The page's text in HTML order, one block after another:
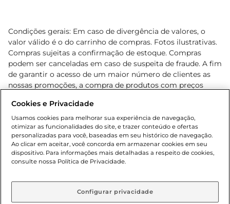
Condições gerais: Em caso de divergência de valores, o
valor válido é o do carrinho de compras. Fotos ilustrativas.
Compras sujeitas a confirmação de estoque. Compras
podem ser canceladas em caso de suspeita de fraude. A fim
de garantir o acesso de um maior número de clientes as
nossas promoções, a compra de produtos com preços
cliente. Os preços, ofertas e condições são exclusivos para
o e-commerce e válidos durante o dia de hoje, podendo
sofrer alterações sem prévia notificação. Proibida a venda
de bebidas alcoólicas para menores de 18 anos, conforme
Lei n.º 8069/90, art. 81, inciso II (Estatuto da Criança e do
Adolescente). Preços e condições exclusivos para o
aviso prévio. O valor mínimo para as compras on-line é de
Cookies e Privacidade
Usamos cookies para melhorar sua experiência de navegação,
otimizar as funcionalidades do site, e trazer conteúdo e ofertas
personalizadas para você, baseadas em seu histórico de navegação.
Ao clicar em aceitar, você concorda em armazenar cookies em seu
dispositivo. Para informações mais detalhadas a respeito de cookies,
consulte nossa Política de Privacidade.
Configurar privacidade